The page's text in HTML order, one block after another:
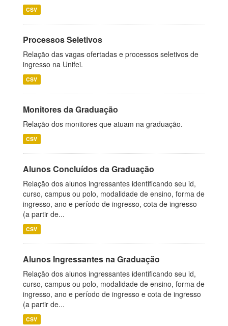
CSV
Processos Seletivos
Relação das vagas ofertadas e processos seletivos de
ingresso na Unifei.
CSV
Monitores da Graduação
Relação dos monitores que atuam na graduação.
CSV
Alunos Concluídos da Graduação
Relação dos alunos ingressantes identificando seu id,
curso, campus ou polo, modalidade de ensino, forma de
ingresso, ano e período de ingresso, cota de ingresso
(a partir de...
CSV
Alunos Ingressantes na Graduação
Relação dos alunos ingressantes identificando seu id,
curso, campus ou polo, modalidade de ensino, forma de
ingresso, ano e período de ingresso e cota de ingresso
(a partir de...
CSV